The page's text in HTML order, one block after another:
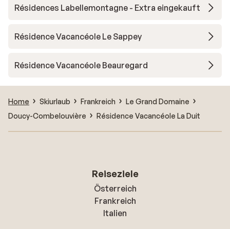
Résidences Labellemontagne - Extra eingekauft
Résidence Vacancéole Le Sappey
Résidence Vacancéole Beauregard
Home Skiurlaub Frankreich
Le Grand Domaine
Doucy-Combelouvière
Résidence Vacancéole La Duit
Reiseziele
Österreich
Frankreich
Italien